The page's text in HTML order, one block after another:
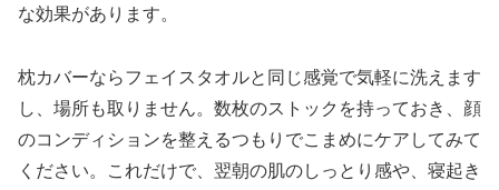
な効果があります。
枕カバーならフェイスタオルと同じ感覚で気軽に洗えます
し、場所も取りません。数枚のストックを持っておき、顔
のコンディションを整えるつもりでこまめにケアしてみて
ください。これだけで、翌朝の肌のしっとり感や、寝起き